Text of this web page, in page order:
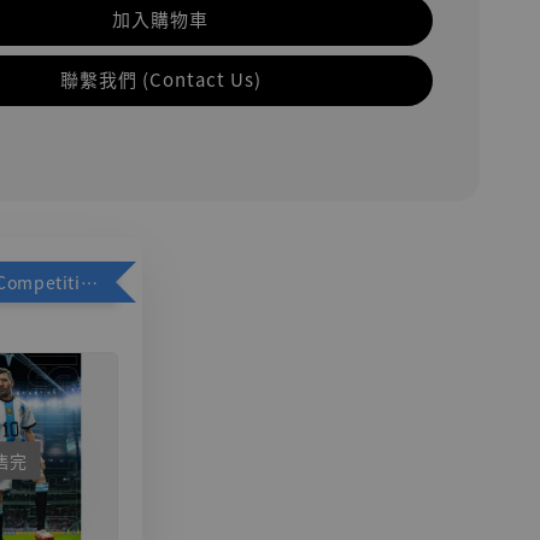
加入購物車
聯繫我們 (Contact Us)
加購優惠【Competitive Toys 梅西 [CM001]】
完